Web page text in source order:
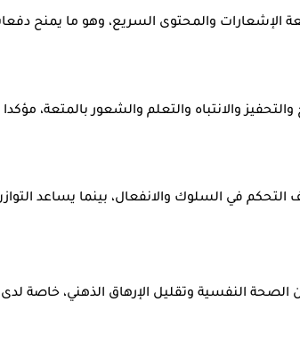
الإشعارات والمحتوى السريع، وهو ما يمنح
والانتباه والتعلم والشعور بالمتعة،
في السلوك والانفعال، بينما يساعد
النفسية وتقليل الإرهاق الذهني، خاصة